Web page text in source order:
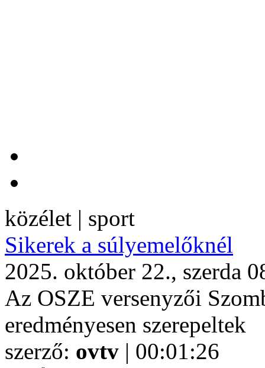
közélet | sport
Sikerek a súlyemelőknél
2025. október 22., szerda
Az OSZE versenyzői
eredményesen szerepeltek
szerző: ovtv | 00:01:26